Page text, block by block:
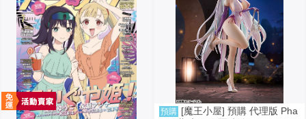
預購 [魔王小屋] 預購 代理版 Pha